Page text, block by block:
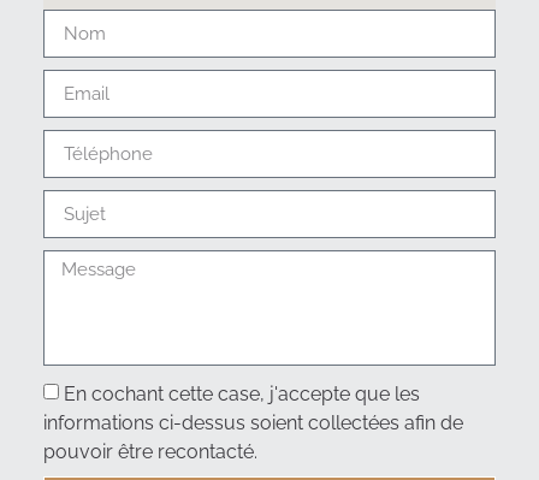
En cochant cette case, j'accepte que les
informations ci-dessus soient collectées afin de
pouvoir être recontacté.